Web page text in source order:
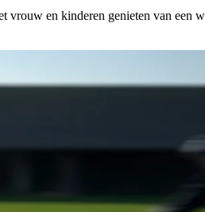
en kinderen genieten van een